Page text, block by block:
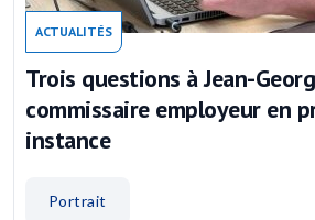
ACTUALITÉS
Trois questions à Jean-
commissaire employeur en
instance
Portrait